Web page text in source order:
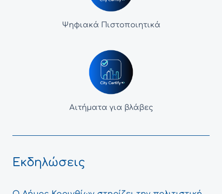
Ψηφιακά Πιστοποιητικά
Αιτήματα για βλάβες
Εκδηλώσεις